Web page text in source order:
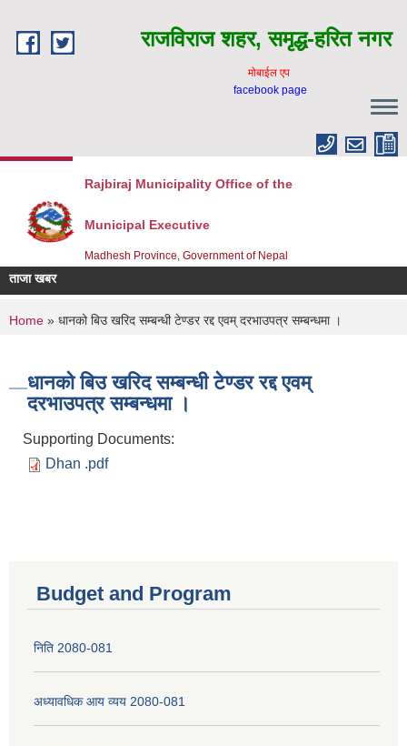
राजविराज शहर, समृद्ध-हरित नगर
माेबाईल एप
facebook page
Rajbiraj Municipality Office of the
Municipal Executive
Madhesh Province, Government of Nepal
ताजा खबर
You are here
Home » धानको बिउ खरिद सम्बन्धी टेण्डर रद्द एवम् दरभाउपत्र सम्बन्धमा ।
धानको बिउ खरिद सम्बन्धी टेण्डर रद्द एवम्
दरभाउपत्र सम्बन्धमा ।
Supporting Documents:
Dhan .pdf
Budget and Program
निति 2080-081
अध्यावधिक आय व्यय 2080-081